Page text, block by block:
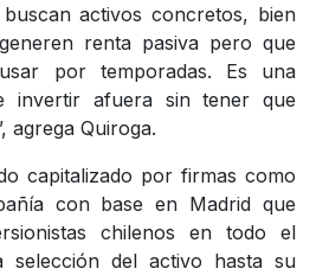
activos concretos, bien
renta pasiva pero que
por temporadas. Es una
invertir afuera sin tener que
agrega Quiroga.
capitalizado por firmas como
con base en Madrid que
chilenos en todo el
selección del activo hasta su